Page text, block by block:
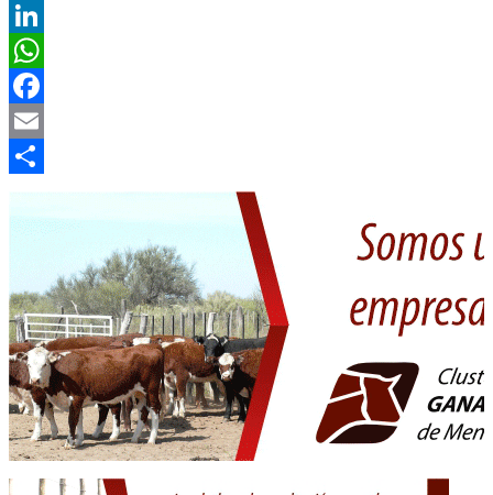
X
LinkedIn
WhatsApp
Facebook
Email
Compartir